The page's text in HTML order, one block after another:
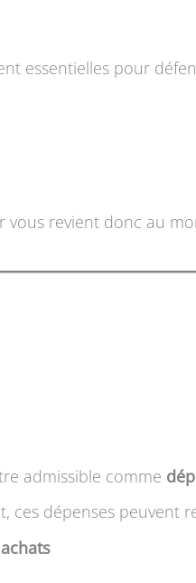
essentielles pour
vous revient donc au
admissible comme
ces dépenses peuvent